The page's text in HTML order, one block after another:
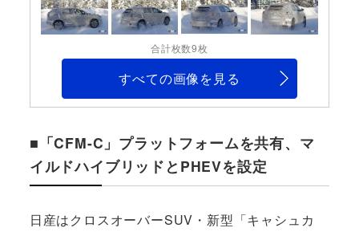
合計枚数9枚
すべての画像を見る
■「CFM-C」プラットフォームを共有、マ
イルドハイブリッドとPHEVを設定
日産はクロスオーバーSUV・新型「キャシュカ